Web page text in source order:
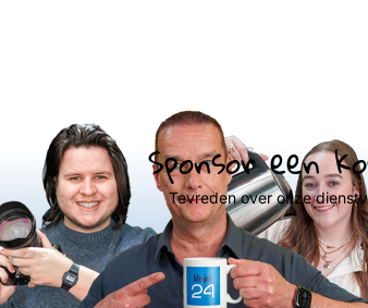
Sponsor een
Tevreden over onze